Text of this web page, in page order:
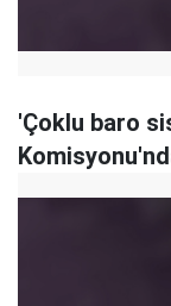
'Çoklu baro